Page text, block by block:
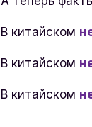
В китайском
В китайском
В китайском